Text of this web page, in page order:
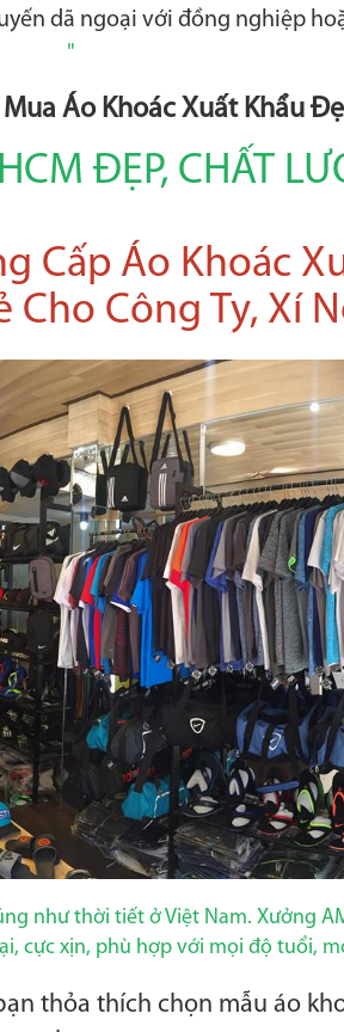
dã ngoại với đồng nghiệp
"
Áo Khoác Xuất Khẩu
ĐẸP, CHẤT
Cấp Áo Khoác
Cho Công Ty, Xí
như thời tiết ở Việt Nam. Xưởng
cực xịn, phù hợp với mọi độ tuổi,
thỏa thích chọn mẫu áo